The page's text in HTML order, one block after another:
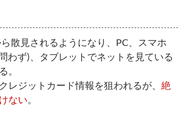
散見されるようになり、PC、スマホ
わず)、タブレットでネットを見ている
。
レジットカード情報を狙われるが、 絶
ない。